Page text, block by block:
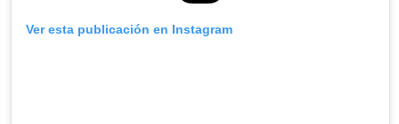
Ver esta publicación en Instagram